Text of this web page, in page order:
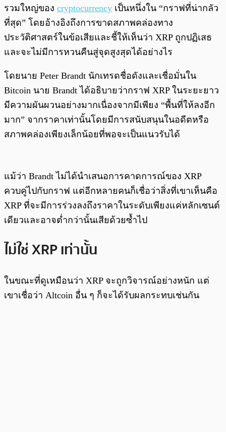
รวมใหญ่ของ cryptocurrency เป็นหนึ่งใน “กราฟที่น่ากลัว
ที่สุด” โดยอ้างอิงถึงการขาดสภาพคล่องทาง
ประวัติศาสตร์ในข้อเสียและชี้ให้เห็นว่า XRP ถูกปฏิเสธ
และจะไม่มีการหวนคืนสู่จุดสูงสุดได้อย่างไร
โดยนาย Peter Brandt นักเทรดชื่อดังและเชื่อมั่นใน
Bitcoin นาย Brandt ได้อธิบายว่ากราฟ XRP ในระยะยาว
มีความผันผวนอย่างมากเนื่องจากมีเพียง “พื้นที่ให้ลงอีก
มาก” จากราคาเท่านั้นโดยมีการสนับสนุนในอดีตหรือ
สภาพคล่องเพียงเล็กน้อยที่พอจะเป็นแนวรับได้
แม้ว่า Brandt ไม่ได้นำเสนอการคาดการณ์ของ XRP
ควบคู่ไปกับกราฟ แต่อีกหลายคนก็เชื่อว่าสิ่งที่เขาเห็นคือ
XRP ที่จะมีการร่วงลงถึงราคาในระดับเพียงแค่หลักเซนต์
เดียวและอาจต่ำกว่านั้นเสียด้วยซ้ำไป
ไม่ใช่ XRP เท่านั้น
ในขณะที่ดูเหมือนว่า XRP จะถูกวิจารณ์อย่างหนัก แต่
เขาเชื่อว่า Altcoin อื่น ๆ ก็จะได้รับผลกระทบเช่นกัน